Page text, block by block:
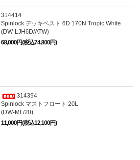
314414
Spinlock デッキベスト 6D 170N Tropic White
(DW-LJH6D/ATW)
68,000円(税込74,800円)
314394
Spinlock マストフロート 20L
(DW-MF/20)
11,000円(税込12,100円)